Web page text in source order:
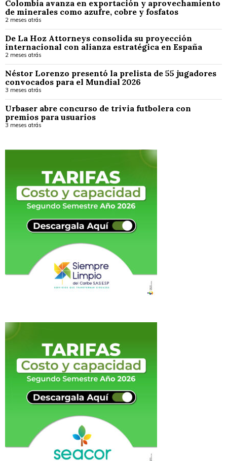
Colombia avanza en exportación y aprovechamiento
de minerales como azufre, cobre y fosfatos
2 meses atrás
De La Hoz Attorneys consolida su proyección
internacional con alianza estratégica en España
2 meses atrás
Néstor Lorenzo presentó la prelista de 55 jugadores
convocados para el Mundial 2026
3 meses atrás
Urbaser abre concurso de trivia futbolera con
premios para usuarios
3 meses atrás